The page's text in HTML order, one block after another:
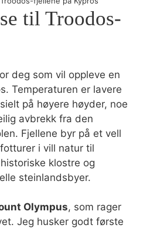
til Troodos-
deg som vil oppleve en
Temperaturen er lavere
på høyere høyder, noe
avbrekk fra den
Fjellene byr på et vell
i vill natur til
klostre og
steinlandsbyer.
Olympus, som rager
Jeg husker godt første